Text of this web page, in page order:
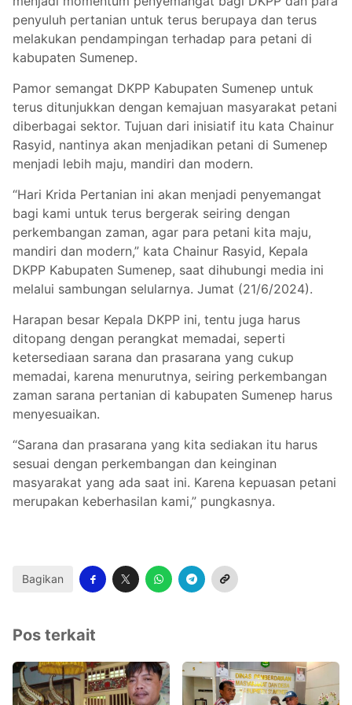
penyuluh pertanian untuk terus berupaya dan terus
melakukan pendampingan terhadap para petani di
kabupaten Sumenep.
Pamor semangat DKPP Kabupaten Sumenep untuk
terus ditunjukkan dengan kemajuan masyarakat petani
diberbagai sektor. Tujuan dari inisiatif itu kata Chainur
Rasyid, nantinya akan menjadikan petani di Sumenep
menjadi lebih maju, mandiri dan modern.
“Hari Krida Pertanian ini akan menjadi penyemangat
bagi kami untuk terus bergerak seiring dengan
perkembangan zaman, agar para petani kita maju,
mandiri dan modern,” kata Chainur Rasyid, Kepala
DKPP Kabupaten Sumenep, saat dihubungi media ini
melalui sambungan selularnya. Jumat (21/6/2024).
Harapan besar Kepala DKPP ini, tentu juga harus
ditopang dengan perangkat memadai, seperti
ketersediaan sarana dan prasarana yang cukup
memadai, karena menurutnya, seiring perkembangan
zaman sarana pertanian di kabupaten Sumenep harus
menyesuaikan.
“Sarana dan prasarana yang kita sediakan itu harus
sesuai dengan perkembangan dan keinginan
masyarakat yang ada saat ini. Karena kepuasan petani
merupakan keberhasilan kami,” pungkasnya.
Bagikan
Pos terkait